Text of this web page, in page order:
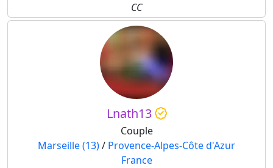
CC
Lnath13
Couple
Marseille (13)/ Provence-Alpes-Côte d'Azur
France